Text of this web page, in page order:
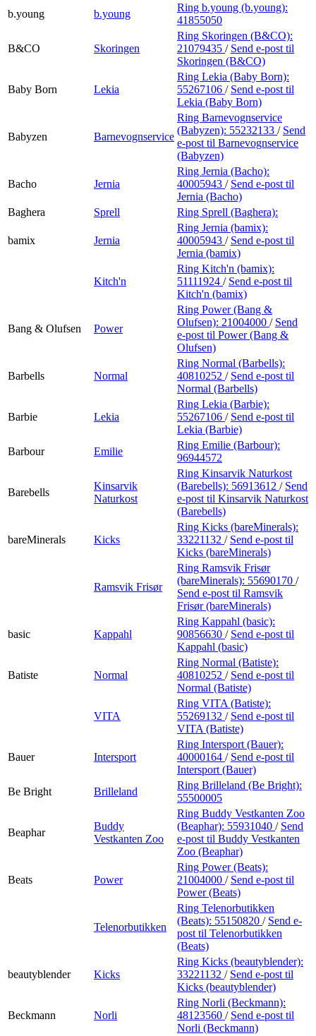
b.young
b.young
Ring b.young (b.young):
41855050
B&CO Skoringen
Ring Skoringen (B&CO):
21079435 / Send e-post til
Skoringen (B&CO)
Baby Born Lekia
Ring Lekia (Baby Born):
55267106 / Send e-post til
Lekia (Baby Born)
Babyzen Barnevognservice
Ring Barnevognservice
(Babyzen): 55232133 / Send
e-post til Barnevognservice
(Babyzen)
Bacho Jernia
Ring Jernia (Bacho):
40005943 / Send e-post til
Jernia (Bacho)
Baghera
Sprell Ring Sprell (Baghera):
bamix Jernia
Ring Jernia (bamix):
40005943 / Send e-post til
Jernia (bamix)
Kitch'n
Ring Kitch'n (bamix):
51111924 / Send e-post til
Kitch'n (bamix)
Bang & Olufsen Power
Ring Power (Bang &
Olufsen): 21004000 / Send
e-post til Power (Bang &
Olufsen)
Barbells Normal
Ring Normal (Barbells):
40810252 / Send e-post til
Normal (Barbells)
Barbie Lekia
Ring Lekia (Barbie):
55267106 / Send e-post til
Lekia (Barbie)
Barbour
Emilie
Ring Emilie (Barbour):
96944572
Barebells
Kinsarvik
Naturkost
Ring Kinsarvik Naturkost
(Barebells): 56913612 / Send
e-post til Kinsarvik Naturkost
(Barebells)
bareMinerals Kicks
Ring Kicks (bareMinerals):
33221132 / Send e-post til
Kicks (bareMinerals)
Ramsvik Frisør
Ring Ramsvik Frisør
(bareMinerals): 55690170 /
Send e-post til Ramsvik
Frisør (bareMinerals)
basic Kappahl
Ring Kappahl (basic):
90856630 / Send e-post til
Kappahl (basic)
Batiste Normal
Ring Normal (Batiste):
40810252 / Send e-post til
Normal (Batiste)
VITA
Ring VITA (Batiste):
55269132 / Send e-post til
VITA (Batiste)
Bauer Intersport
Ring Intersport (Bauer):
40000164 / Send e-post til
Intersport (Bauer)
Be Bright
Brilleland
Ring Brilleland (Be Bright):
55500005
Beaphar
Buddy
Vestkanten Zoo
Ring Buddy Vestkanten Zoo
(Beaphar): 55931040 / Send
e-post til Buddy Vestkanten
Zoo (Beaphar)
Beats Power
Ring Power (Beats):
21004000 / Send e-post til
Power (Beats)
Telenorbutikken
Ring Telenorbutikken
(Beats): 55150820 / Send e-
post til Telenorbutikken
(Beats)
beautyblender Kicks
Ring Kicks (beautyblender):
33221132 / Send e-post til
Kicks (beautyblender)
Beckmann Norli
Ring Norli (Beckmann):
48123560 / Send e-post til
Norli (Beckmann)